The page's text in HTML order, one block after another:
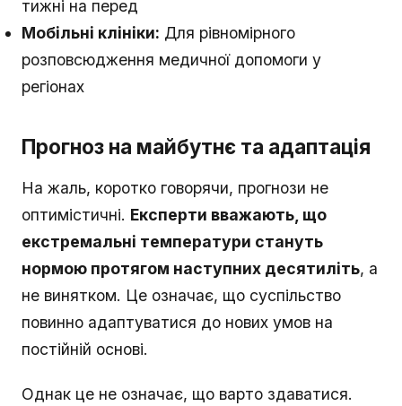
тижні на перед
Мобільні клініки: Для рівномірного
розповсюдження медичної допомоги у
регіонах
Прогноз на майбутнє та адаптація
На жаль, коротко говорячи, прогнози не
оптимістичні. Експерти вважають, що
екстремальні температури стануть
нормою протягом наступних десятиліть, а
не винятком. Це означає, що суспільство
повинно адаптуватися до нових умов на
постійній основі.
Однак це не означає, що варто здаватися.